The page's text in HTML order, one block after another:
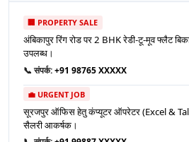
🏢 PROPERTY SALE
अंबिकापुर रिंग रोड पर 2 BHK रेडी-टू-मूव फ्लैट
उपलब्ध।
📞 संपर्क:+91 98765 XXXXX
💼 URGENT JOB
सूरजपुर ऑफिस हेतु कंप्यूटर ऑपरेटर (Excel &
सैलरी आकर्षक।